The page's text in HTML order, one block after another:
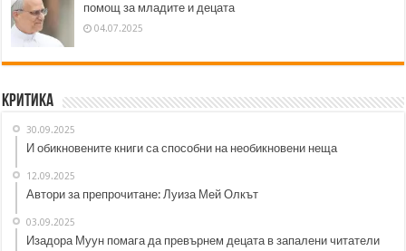
помощ за младите и децата
04.07.2025
Критика
30.09.2025
И обикновените книги са способни на необикновени неща
12.09.2025
Автори за препрочитане: Луиза Мей Олкът
03.09.2025
Изадора Муун помага да превърнем децата в запалени читатели